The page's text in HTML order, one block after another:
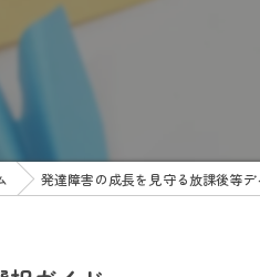
発達障害の成長を見守る放課後等